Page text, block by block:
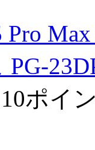
Pro
ポイ